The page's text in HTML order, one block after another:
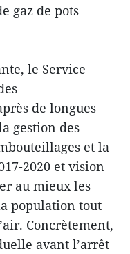
gaz de pots
le Service
de longues
gestion des
et la
2020 et vision
au mieux les
population tout
Concrètement,
avant l’arrêt